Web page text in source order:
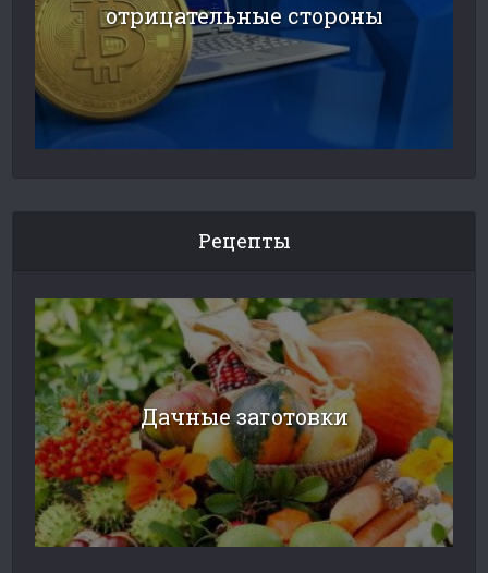
отрицательные стороны
Рецепты
Дачные заготовки